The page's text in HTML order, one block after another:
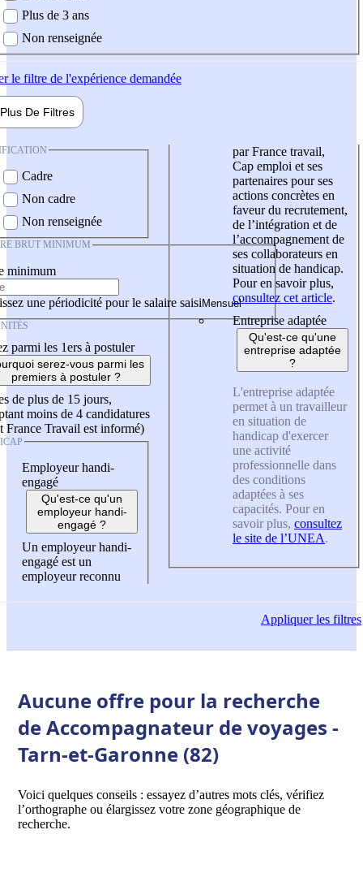
Plus de 3 ans
Non renseignée
le filtre de l'expérience demandée
Plus De Filtres
Cadre
Non cadre
Non renseignée
BRUT MINIMUM
minimum
une périodicité pour le salaire saisi
parmi les 1ers à postuler
serez-vous parmi les
premiers à postuler ?
de plus de 15 jours,
moins de 4 candidatures
France Travail est informé)
Employeur handi-
engagé
Qu'est-ce qu'un
employeur handi-
engagé ?
Un employeur handi-
engagé est un
employeur reconnu
par France travail,
Cap emploi et ses
partenaires pour ses
actions concrètes en
faveur du recrutement,
de l’intégration et de
l’accompagnement de
ses collaborateurs en
situation de handicap.
Pour en savoir plus,
consultez cet article.
Entreprise adaptée
Qu'est-ce qu'une
entreprise adaptée
?
L'entreprise adaptée
permet à un travailleur
en situation de
handicap d'exercer
une activité
professionnelle dans
des conditions
adaptées à ses
capacités. Pour en
savoir plus, consultez
le site de l’UNEA.
Appliquerles filtres
Aucune offre pour la recherche
de Accompagnateur de voyages -
Tarn-et-Garonne (82)
Voici quelques conseils : essayez d’autres mots clés, vérifiez
l’orthographe ou élargissez votre zone géographique de
recherche.